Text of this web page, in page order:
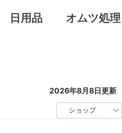
日用品 オムツ処理
2026年8月8日更新
ショップ